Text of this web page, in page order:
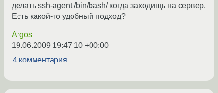
делать ssh-agent /bin/bash/ когда заходищь на сервер.
Есть какой-то удобный подход?
Argos
19.06.2009 19:47:10 +00:00
4 комментария